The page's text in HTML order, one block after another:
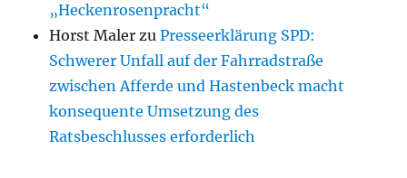
„Heckenrosenpracht“
Horst Maler zuPresseerklärung SPD:
Schwerer Unfall auf der Fahrradstraße
zwischen Afferde und Hastenbeck macht
konsequente Umsetzung des
Ratsbeschlusses erforderlich